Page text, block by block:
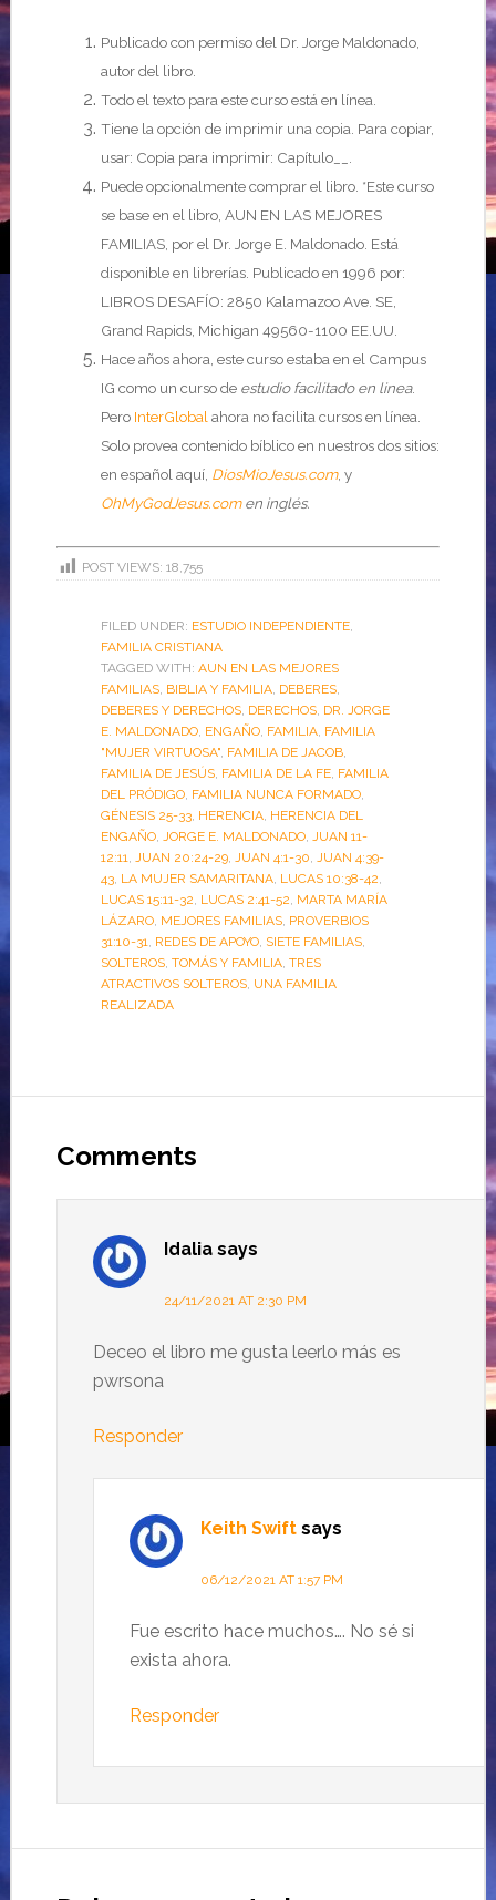
Publicado con permiso del Dr. Jorge Maldonado,
autor del libro.
Todo el texto para este curso está en línea.
Tiene la opción de imprimir una copia. Para copiar,
usar: Copia para imprimir: Capítulo__.
Puede opcionalmente comprar el libro. *Este curso
se base en el libro, AUN EN LAS MEJORES
FAMILIAS, por el Dr. Jorge E. Maldonado. Está
disponible en librerías. Publicado en 1996 por:
LIBROS DESAFÍO: 2850 Kalamazoo Ave. SE,
Grand Rapids, Michigan 49560-1100 EE.UU.
Hace años ahora, este curso estaba en el Campus
IG como un curso de estudio facilitado en linea.
Pero InterGlobal ahora no facilita cursos en línea.
Solo provea contenido bíblico en nuestros dos sitios:
en español aquí, DiosMioJesus.com, y
OhMyGodJesus.comen inglés.
POST VIEWS: 18,755
FILED UNDER: ESTUDIO INDEPENDIENTE,
FAMILIA CRISTIANA
TAGGED WITH: AUN EN LAS MEJORES
FAMILIAS, BIBLIA Y FAMILIA, DEBERES,
DEBERES Y DERECHOS, DERECHOS, DR. JORGE
E. MALDONADO, ENGAÑO, FAMILIA, FAMILIA
"MUJER VIRTUOSA", FAMILIA DE JACOB,
FAMILIA DE JESÚS, FAMILIA DE LA FE, FAMILIA
DEL PRÓDIGO, FAMILIA NUNCA FORMADO,
GÉNESIS 25-33, HERENCIA, HERENCIA DEL
ENGAÑO, JORGE E. MALDONADO,
JUAN 11-
12:11
JUAN 20:24-29, JUAN 4:1-30
JUAN 4:39-
43, LA MUJER SAMARITANA, LUCAS 10:38-42
LUCAS 15:11-32 LUCAS 2:41-52 MARTA MARÍA
LÁZARO, MEJORES FAMILIAS, PROVERBIOS
31:10-31
REDES DE APOYO, SIETE FAMILIAS,
SOLTEROS, TOMÁS Y FAMILIA, TRES
ATRACTIVOS SOLTEROS, UNA FAMILIA
REALIZADA
Comments
Idalia says
24/11/2021 AT 2:30 PM
Deceo el libro me gusta leerlo más es
pwrsona
Responder
Keith Swift says
06/12/2021 AT 1:57 PM
Fue escrito hace muchos…. No sé si
exista ahora.
Responder